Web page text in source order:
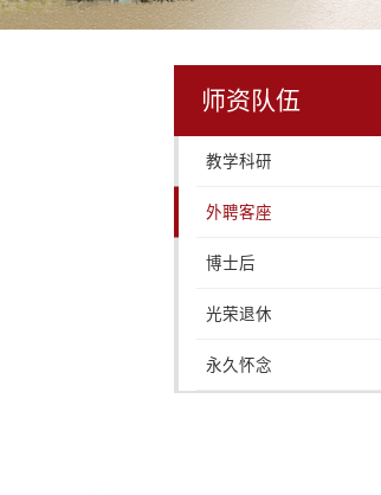
师资队伍
教学科研
外聘客座
博士后
光荣退休
永久怀念